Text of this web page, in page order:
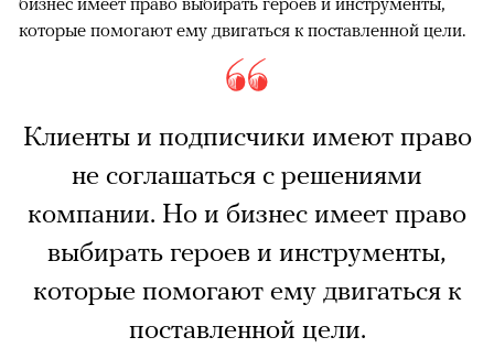
которые помогают ему двигаться к поставленной цели.
Клиенты и подписчики имеют право
не соглашаться с решениями
компании. Но и бизнес имеет право
выбирать героев и инструменты,
которые помогают ему двигаться к
поставленной цели.